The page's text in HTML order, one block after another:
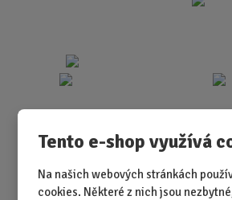
Tento e-shop využívá
Na našich webových stránkách
cookies. Některé z nich jsou